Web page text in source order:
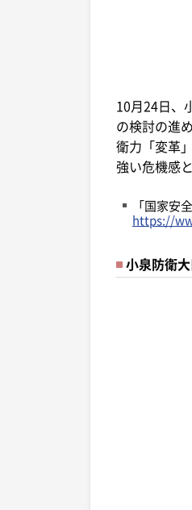
10月24日、
の検討の進
衛力「変革
強い危機感
「国家安
https://
小泉防衛